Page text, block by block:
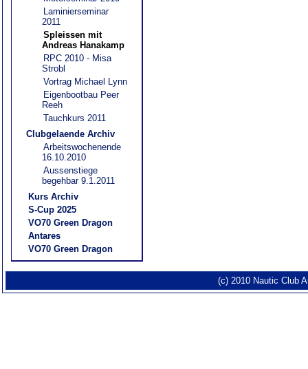
Laminierseminar
2011
Spleissen mit
Andreas Hanakamp
RPC 2010 - Misa
Strobl
Vortrag Michael Lynn
Eigenbootbau Peer
Reeh
Tauchkurs 2011
Clubgelaende Archiv
Arbeitswochenende
16.10.2010
Aussenstiege
begehbar 9.1.2011
Kurs Archiv
S-Cup 2025
VO70 Green Dragon
Antares
VO70 Green Dragon
(c) 2010 Nautic Club